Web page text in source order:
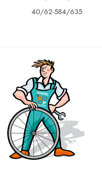
prijs was:
€ 7,95.€ 7,00.
40/62-584/635